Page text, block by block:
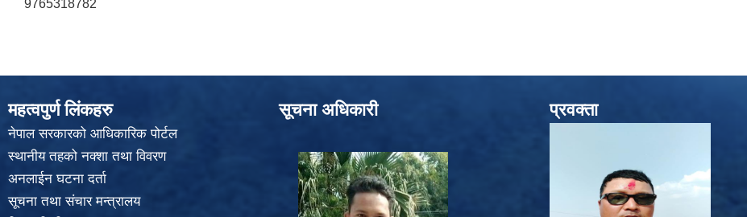
9765318782
महत्वपुर्ण लिंकहरु
नेपाल सरकारको आधिकारिक पोर्टल
स्थानीय तहको नक्शा तथा विवरण
अनलाईन घटना दर्ता
सूचना तथा संचार मन्त्रालय
सूचना अधिकारी प्रवक्ता